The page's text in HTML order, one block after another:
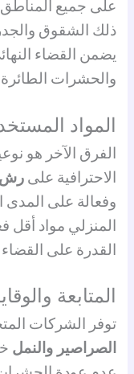
على جميع المناطق
ذلك الشقوق
يضمن القضاء
والحشرات الطائرة
المواد
الفرق الآخر هو
الاحترافية علىرش
وفعالة على المدى
المنزلي مواد
القدرة على
المتابعة
توفر الشركات
الصراصير والنمل